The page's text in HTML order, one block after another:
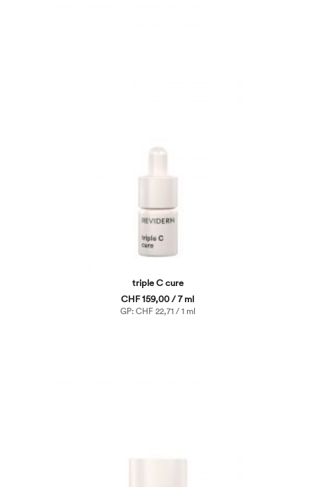
triple C cure
CHF 159,00 / 7 ml
GP: CHF 22,71 / 1 ml